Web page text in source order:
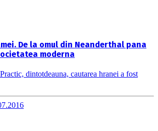
De la omul din Neanderthal pana
moderna
dintotdeauna, cautarea hranei a fost